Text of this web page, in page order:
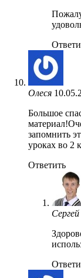
Олеся
Большое
запомнить
уроках во 2
Ответить
Сергей